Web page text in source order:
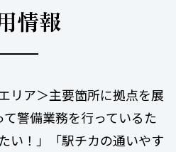
情報
リア＞主要箇所に拠点を展
警備業務を行っているた
い！」「駅チカの通いやす